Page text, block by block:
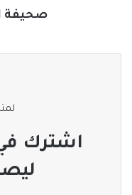
صحيفة
اشترك في